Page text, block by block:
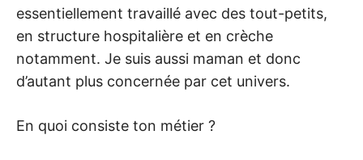
essentiellement travaillé avec des tout-petits,
en structure hospitalière et en crèche
notamment. Je suis aussi maman et donc
d’autant plus concernée par cet univers.
En quoi consiste ton métier ?